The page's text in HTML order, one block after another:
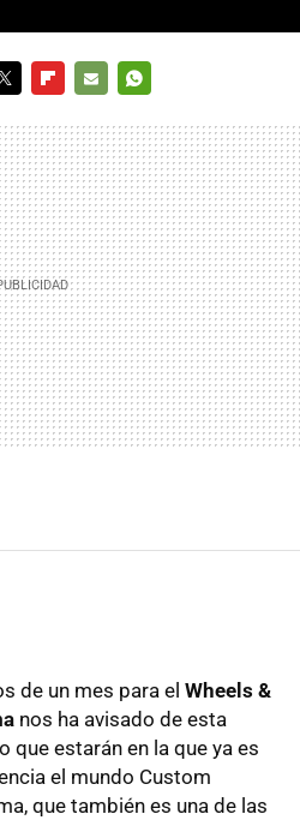
MAIL
de un mes para el Wheels &
nos ha avisado de esta
que estarán en la que ya es
el mundo Custom
que también es una de las